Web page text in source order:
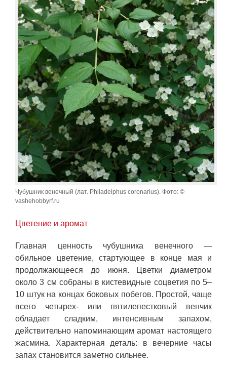
Чубушник венечный (лат. Philadelphus coronarius). Фото: ©
vashehobbyrf.ru
Цветение и аромат
Главная ценность чубушника венечного —
обильное цветение, стартующее в конце мая и
продолжающееся до июня. Цветки диаметром
около 3 см собраны в кистевидные соцветия по 5–
10 штук на концах боковых побегов. Простой, чаще
всего четырех- или пятилепестковый венчик
обладает сладким, интенсивным запахом,
действительно напоминающим аромат настоящего
жасмина. Характерная деталь: в вечерние часы
запах становится заметно сильнее.